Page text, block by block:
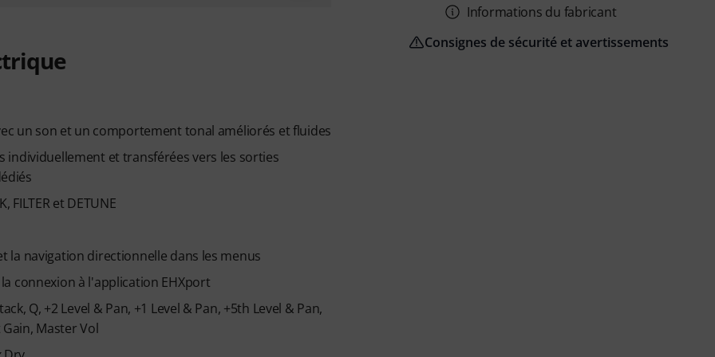
un son et un comportement tonal améliorés et fluides
individuellement et transférées vers les sorties
FILTER et DETUNE
navigation directionnelle dans les menus
connexion à l'application EHXport
Q, +2 Level & Pan, +1 Level & Pan, +5th Level & Pan,
Gain, Master Vol
Informations du fabricant
Consignes de sécurité et avertissements